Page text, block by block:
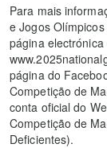
Para mais
e Jogos
página
página do
Competição de
conta oficial do
Competição de
Deficientes).